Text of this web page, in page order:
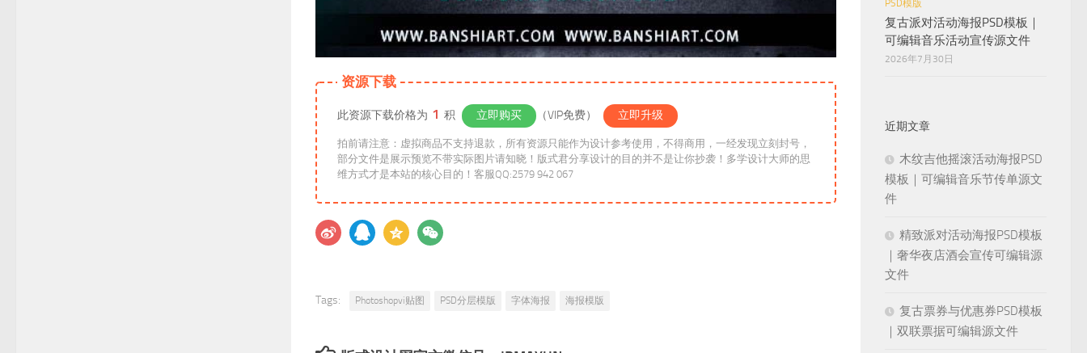
资源下载
此资源下载价格为 1 积 立即购买 （VIP免费） 立即升级
拍前请注意：虚拟商品不支持退款，所有资源只能作为设计参考使用，不得商用，一经发现立刻封号，
部分文件是展示预览不带实际图片请知晓！版式君分享设计的目的并不是让你抄袭！多学设计大师的思
维方式才是本站的核心目的！客服QQ:2579 942 067
Tags: Photoshopvi贴图 PSD分层模版 字体海报 海报模版
PSD模版
复古派对活动海报PSD模板｜
可编辑音乐活动宣传源文件
2026年7月30日
近期文章
木纹吉他摇滚活动海报PSD
模板｜可编辑音乐节传单源文
件
精致派对活动海报PSD模板
｜奢华夜店酒会宣传可编辑源
文件
复古票券与优惠券PSD模板
｜双联票据可编辑源文件